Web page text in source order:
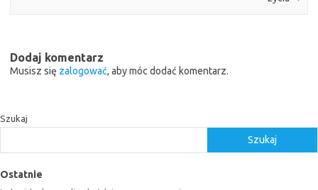
Dodaj komentarz
Musisz się zalogować, aby móc dodać komentarz.
Szukaj
Szukaj
Ostatnie